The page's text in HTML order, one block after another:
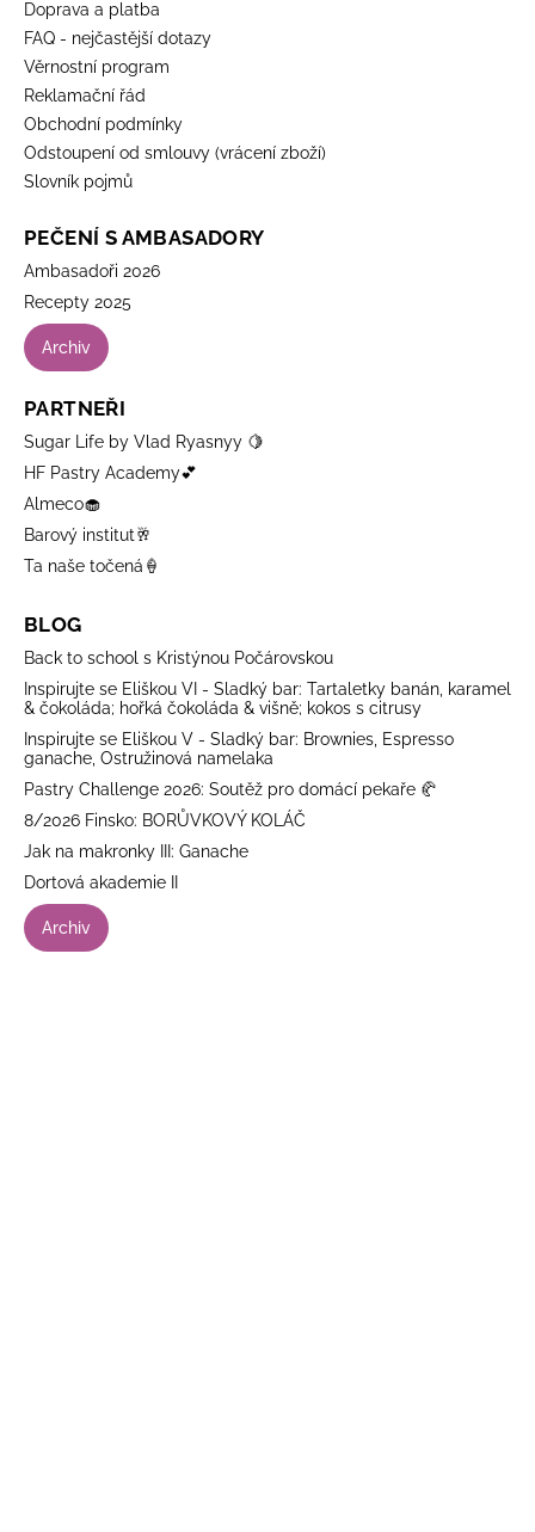
Doprava a platba
FAQ - nejčastější dotazy
Věrnostní program
Reklamační řád
Obchodní podmínky
Odstoupení od smlouvy (vrácení zboží)
Slovník pojmů
PEČENÍ S AMBASADORY
Ambasadoři 2026
Recepty 2025
Archiv
PARTNEŘI
Sugar Life by Vlad Ryasnyy 🍋
HF Pastry Academy💕
Almeco🧁
Barový institut🥂
Ta naše točená🍦
BLOG
Back to school s Kristýnou Počárovskou
Inspirujte se Eliškou VI - Sladký bar: Tartaletky banán, karamel
& čokoláda; hořká čokoláda & višně; kokos s citrusy
Inspirujte se Eliškou V - Sladký bar: Brownies, Espresso
ganache, Ostružinová namelaka
Pastry Challenge 2026: Soutěž pro domácí pekaře 🥐
8/2026 Finsko: BORŮVKOVÝ KOLÁČ
Jak na makronky III: Ganache
Dortová akademie II
Archiv